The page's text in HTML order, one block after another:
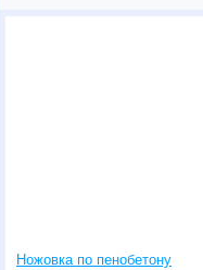
Ножовка по пенобетону